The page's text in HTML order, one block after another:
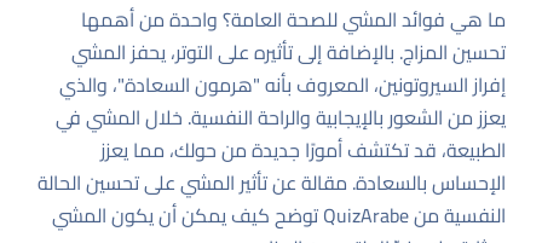
ما هي فوائد المشي للصحة العامة؟ واحدة من أهمها
تحسين المزاج. بالإضافة إلى تأثيره على التوتر، يحفز المشي
إفراز السيروتونين، المعروف بأنه "هرمون السعادة"، والذي
يعزز من الشعور بالإيجابية والراحة النفسية. خلال المشي في
الطبيعة، قد تكتشف أمورًا جديدة من حولك، مما يعزز
الإحساس بالسعادة. مقالة عنتأثير المشي على تحسين الحالة
النفسية
من QuizArabe توضح كيف يمكن أن يكون المشي